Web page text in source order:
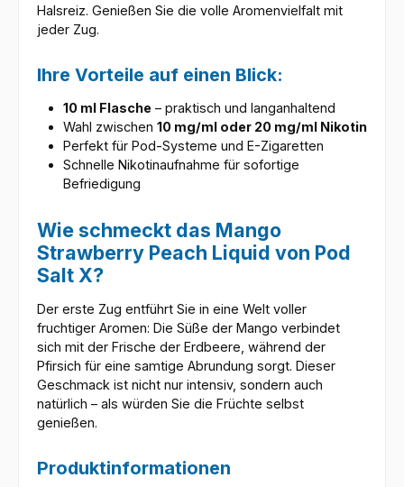
Halsreiz. Genießen Sie die volle Aromenvielfalt mit
jeder Zug.
Ihre Vorteile auf einen Blick:
10 ml Flasche– praktisch und langanhaltend
Wahl zwischen 10 mg/ml oder 20 mg/ml Nikotin
Perfekt für Pod-Systeme und E-Zigaretten
Schnelle Nikotinaufnahme für sofortige
Befriedigung
Wie schmeckt das Mango
Strawberry Peach Liquid von Pod
Salt X?
Der erste Zug entführt Sie in eine Welt voller
fruchtiger Aromen: Die Süße der Mango verbindet
sich mit der Frische der Erdbeere, während der
Pfirsich für eine samtige Abrundung sorgt. Dieser
Geschmack ist nicht nur intensiv, sondern auch
natürlich – als würden Sie die Früchte selbst
genießen.
Produktinformationen